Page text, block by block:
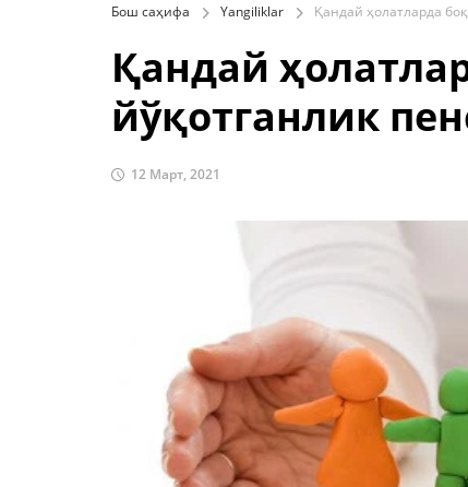
Бош саҳифа Yangiliklar
Қандай
йўқотганлик
12 Март, 2021